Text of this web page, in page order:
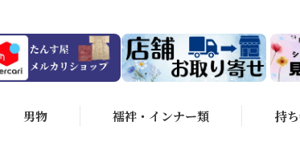
男物 襦袢・インナー類 持